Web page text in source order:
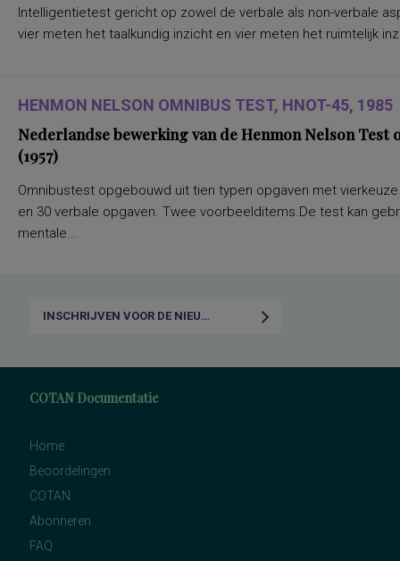
Intelligentietest gericht op zowel de verbale als non-verbale
vier meten het taalkundig inzicht en vier meten het ruimtelijk
HENMON NELSON OMNIBUS TEST, HNOT-45, 1985
Nederlandse bewerking van de Henmon Nelson
(1957)
Omnibustest opgebouwd uit tien typen opgaven met
en 30 verbale opgaven. Twee voorbeelditems.De test kan
mentale...
INSCHRIJVEN VOOR DE NIEUWSBRIEF
COTAN Documentatie
Home
Beoordelingen
COTAN
Abonneren
FAQ